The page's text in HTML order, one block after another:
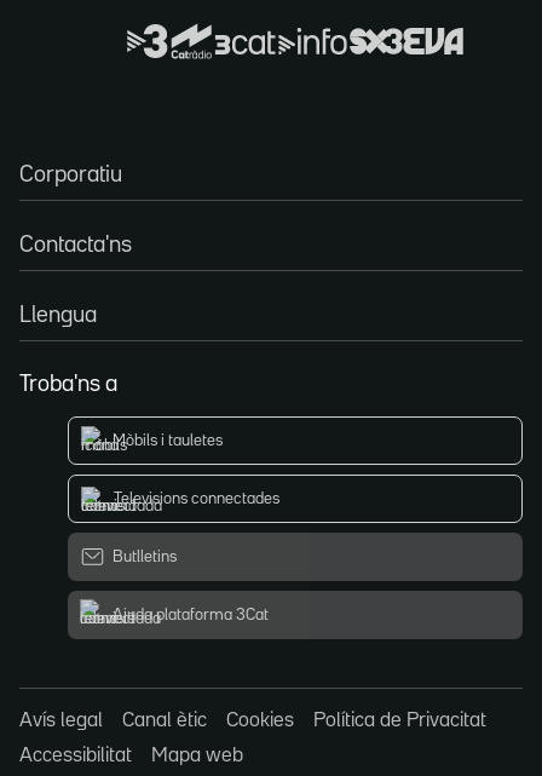
Corporatiu
Contacta'ns
Llengua
Troba'ns a
Mòbils i tauletes
Televisions connectades
Butlletins
Ajuda plataforma 3Cat
Avís legal Canal ètic Cookies
Política de Privacitat
Accessibilitat
Mapa web